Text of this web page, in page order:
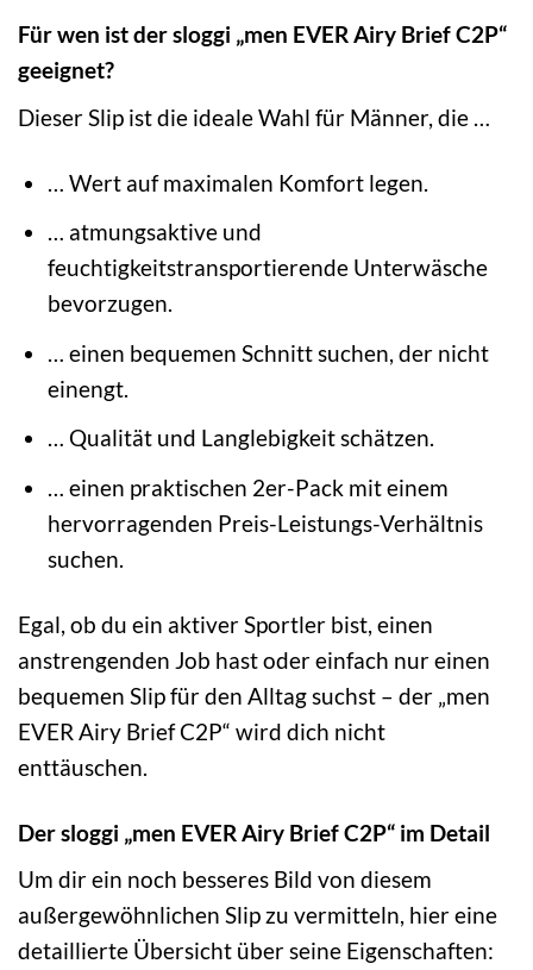
Für wen ist der sloggi „men EVER Airy Brief C2P“
geeignet?
Dieser Slip ist die ideale Wahl für Männer, die …
… Wert auf maximalen Komfort legen.
… atmungsaktive und
feuchtigkeitstransportierende Unterwäsche
bevorzugen.
… einen bequemen Schnitt suchen, der nicht
einengt.
… Qualität und Langlebigkeit schätzen.
… einen praktischen 2er-Pack mit einem
hervorragenden Preis-Leistungs-Verhältnis
suchen.
Egal, ob du ein aktiver Sportler bist, einen
anstrengenden Job hast oder einfach nur einen
bequemen Slip für den Alltag suchst – der „men
EVER Airy Brief C2P“ wird dich nicht
enttäuschen.
Der sloggi „men EVER Airy Brief C2P“ im Detail
Um dir ein noch besseres Bild von diesem
außergewöhnlichen Slip zu vermitteln, hier eine
detaillierte Übersicht über seine Eigenschaften: